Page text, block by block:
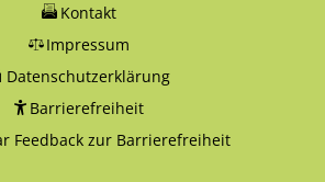
Kontakt
Impressum
Datenschutzerklärung
Barrierefreiheit
Feedback zur Barrierefreiheit